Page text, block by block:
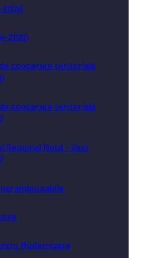
2020
2020
cooperare teritorială
cooperare teritorială
Regional Nord - Vest
Modernizare